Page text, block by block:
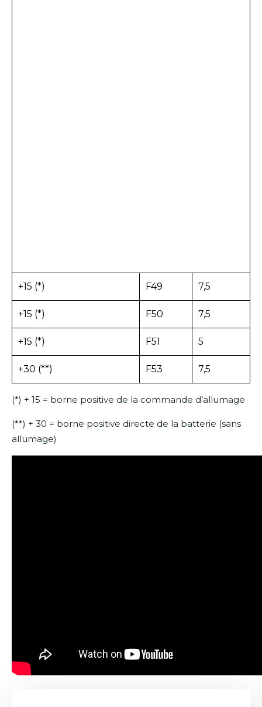
+15 (*) F49 7,5
+15 (*) F50 7,5
+15 (*) F51 5
+30 (**) F53 7,5
(*) + 15 = borne positive de la commande d’allumage
(**) + 30 = borne positive directe de la batterie (sans
allumage)